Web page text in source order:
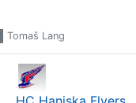
Tomaš Lang